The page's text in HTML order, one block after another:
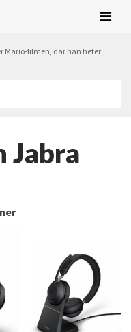
Mario-filmen, där han heter
Jabra